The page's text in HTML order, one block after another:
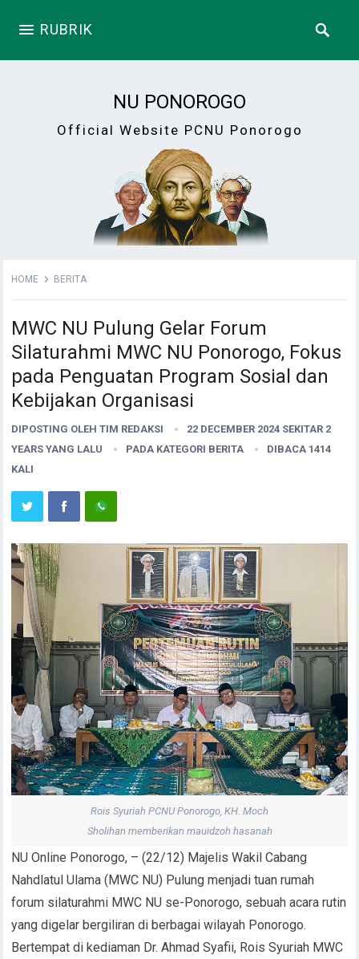
RUBRIK
NU PONOROGO
Official Website PCNU Ponorogo
HOME BERITA
MWC NU Pulung Gelar Forum
Silaturahmi MWC NU Ponorogo, Fokus
pada Penguatan Program Sosial dan
Kebijakan Organisasi
DIPOSTING OLEHTIM REDAKSI
22 DECEMBER 2024 SEKITAR 2
YEARS YANG LALU
PADA KATEGORI BERITA
DIBACA 1414
KALI
Rois Syuriah PCNU Ponorogo, KH. Moch
Sholihan memberikan mauidzoh hasanah
NU Online Ponorogo, – (22/12) Majelis Wakil Cabang
Nahdlatul Ulama (MWC NU) Pulung menjadi tuan rumah
forum silaturahmi MWC NU se-Ponorogo, sebuah acara rutin
yang digelar bergiliran di berbagai wilayah Ponorogo.
Bertempat di kediaman Dr. Ahmad Syafii, Rois Syuriah MWC